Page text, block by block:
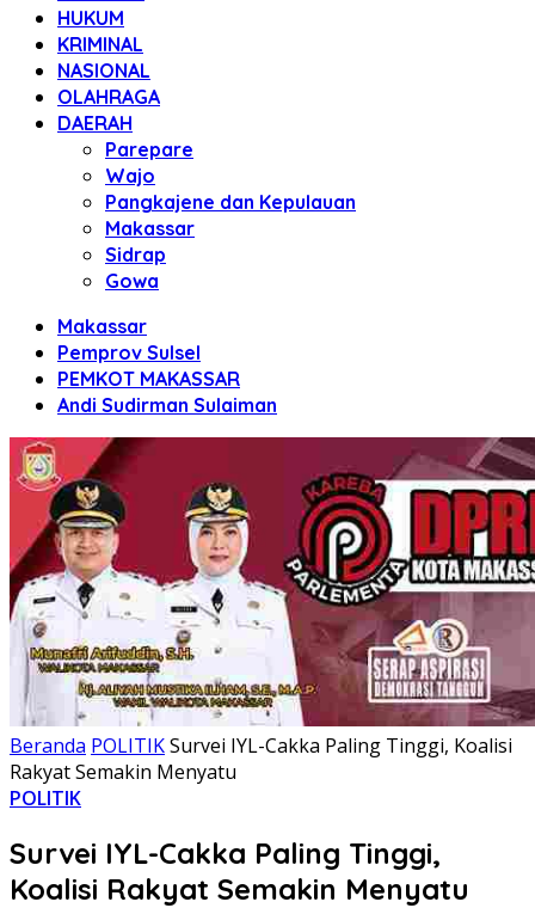
HUKUM
KRIMINAL
NASIONAL
OLAHRAGA
DAERAH
Parepare
Wajo
Pangkajene dan Kepulauan
Makassar
Sidrap
Gowa
Makassar
Pemprov Sulsel
PEMKOT MAKASSAR
Andi Sudirman Sulaiman
Beranda POLITIKSurvei IYL-Cakka Paling Tinggi, Koalisi
Rakyat Semakin Menyatu
POLITIK
Survei IYL-Cakka Paling Tinggi,
Koalisi Rakyat Semakin Menyatu